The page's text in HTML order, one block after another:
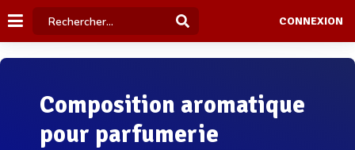
CONNEXION
Composition aromatique
pour parfumerie